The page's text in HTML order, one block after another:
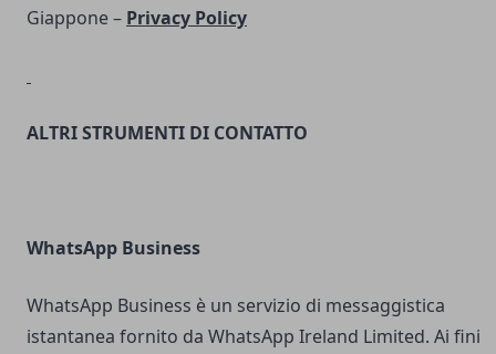
Giappone – Privacy Policy
ALTRI STRUMENTI DI CONTATTO
WhatsApp Business
WhatsApp Business è un servizio di messaggistica
istantanea fornito da WhatsApp Ireland Limited. Ai fini